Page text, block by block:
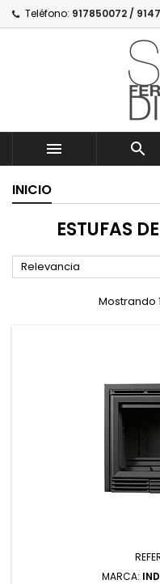
Teléfono: 917850072 /
 
INICIO
ESTUFAS
Relevancia
Mostrando
MARCA: